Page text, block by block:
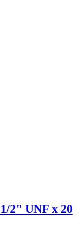
2" UNF x 20